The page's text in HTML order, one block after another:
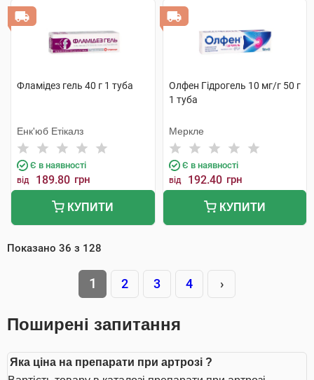
Фламідез гель 40 г 1 туба
Енк'юб Етікалз
Є в наявності
від 189.80 грн
КУПИТИ
Олфен Гідрогель 10 мг/г 50 г
1 туба
Меркле
Є в наявності
від 192.40 грн
КУПИТИ
Показано 36 з 128
1 2 3 4 ›
Поширені запитання
Яка ціна на препарати при артрозі ?